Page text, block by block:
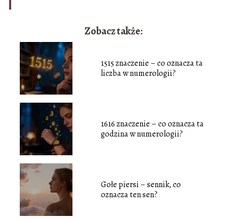
Zobacz także:
1515 znaczenie – co oznacza ta
liczba w numerologii?
1616 znaczenie – co oznacza ta
godzina w numerologii?
Gołe piersi – sennik, co
oznacza ten sen?